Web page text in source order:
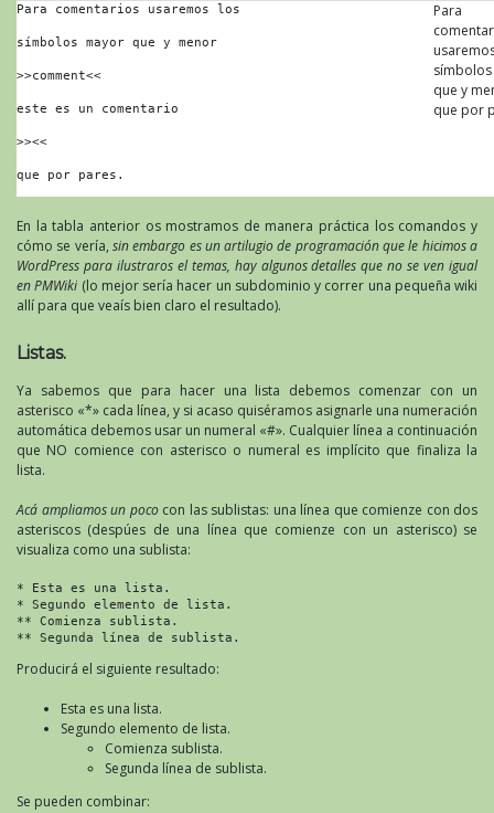
Para comentarios usaremos los
símbolos mayor que y menor
>>comment<<
este es un comentario
>><<
que por pares.
Para
que y
que por
En la tabla anterior os mostramos de manera práctica los comandos y
cómo se vería, sin embargo es un artilugio de programación que le hicimos a
WordPress para ilustraros el temas, hay algunos detalles que no se ven igual
en PMWiki (lo mejor sería hacer un subdominio y correr una pequeña wiki
allí para que veaís bien claro el resultado).
Listas.
Ya sabemos que para hacer una lista debemos comenzar con un
asterisco «*» cada línea, y si acaso quiséramos asignarle una numeración
automática debemos usar un numeral «#». Cualquier línea a continuación
que NO comience con asterisco o numeral es implícito que finaliza la
lista.
Acá ampliamos un pococon las sublistas: una línea que comienze con dos
asteriscos (despúes de una línea que comienze con un asterisco) se
visualiza como una sublista:
* Esta es una lista.
* Segundo elemento de lista.
** Comienza sublista.
** Segunda línea de sublista.
Producirá el siguiente resultado:
Esta es una lista.
Segundo elemento de lista.
Comienza sublista.
Segunda línea de sublista.
Se pueden combinar: